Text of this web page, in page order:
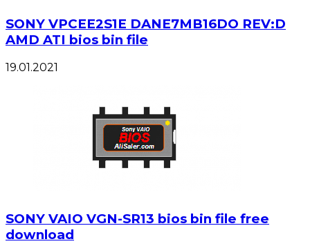
SONY VPCEE2S1E DANE7MB16DO REV:D
AMD ATI bios bin file
19.01.2021
SONY VAIO VGN-SR13 bios bin file free
download